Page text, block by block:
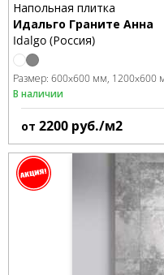
Напольная плитка
Идальго Граните Анна
Idalgo (Россия)
Размер: 600x600 мм 1200x600
В наличии
от 2200 руб./м2